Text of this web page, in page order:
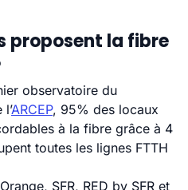
proposent la fibre
observatoire du
ARCEP, 95% des locaux
à la fibre grâce à 4
toutes les lignes FTTH
SFR, RED by SFR et